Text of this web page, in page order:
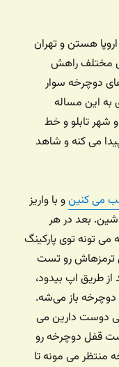
هستن و تهران
مختلف راهش
دوچرخه سوار
این مساله
تابلو و خط
می کنه و شاهد
می کنینو با واریز
می‌شین. بعد در هر
تونه توی پارکینگ
ترمزهاش رو تست
طریق اپ بیدود،
باز می‌شه.
دوست دارین می
قفل دوچرخه رو
منتظر می مونه تا